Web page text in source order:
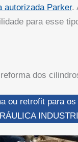
autorizada Parker.
para esse
dos
ou retrofit para